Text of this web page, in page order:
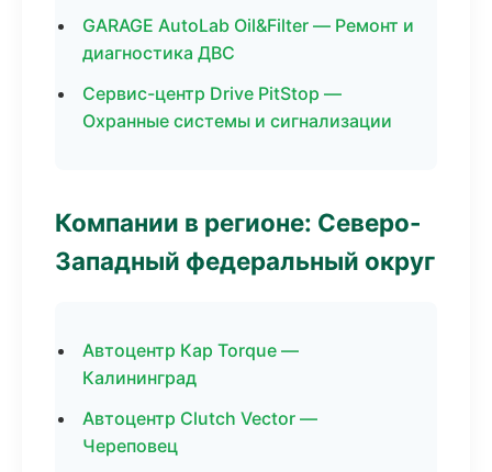
GARAGE AutoLab Oil&Filter — Ремонт и
диагностика ДВС
Сервис-центр Drive PitStop —
Охранные системы и сигнализации
Компании в регионе: Северо-
Западный федеральный округ
Автоцентр Кар Torque —
Калининград
Автоцентр Clutch Vector —
Череповец